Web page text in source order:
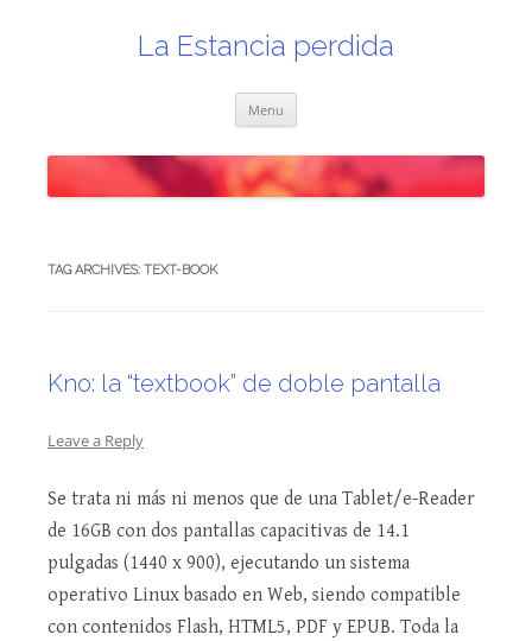
La Estancia perdida
Menu
TAG ARCHIVES: TEXT-BOOK
Kno: la “textbook” de doble pantalla
Leave a Reply
Se trata ni más ni menos que de una Tablet/e-Reader
de 16GB con dos pantallas capacitivas de 14.1
pulgadas (1440 x 900), ejecutando un sistema
operativo Linux basado en Web, siendo compatible
con contenidos Flash, HTML5, PDF y EPUB. Toda la